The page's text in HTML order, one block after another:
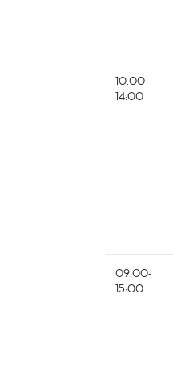
10:00-
14:00
09:00-
15:00